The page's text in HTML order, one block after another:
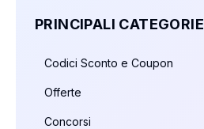
PRINCIPALI CATEGORIE
Codici Sconto e Coupon
Offerte
Concorsi